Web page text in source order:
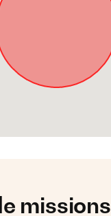
missions